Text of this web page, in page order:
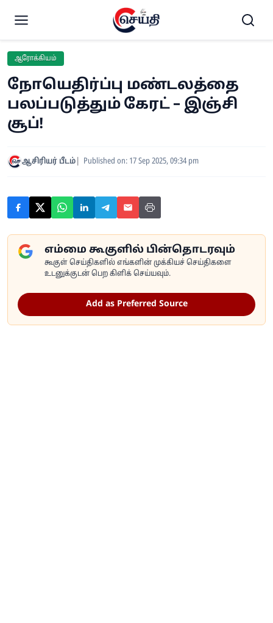
ஆரோக்கியம்
நோயெதிர்ப்பு மண்டலத்தை
பலப்படுத்தும் கேரட் – இஞ்சி
சூப்!
ஆசிரியர் பீடம் Published on: 17 Sep 2025, 09:34 pm
எம்மை கூகுளில் பின்தொடரவும்
கூகுள் செய்திகளில் எங்களின் முக்கியச் செய்திகளை
உடனுக்குடன் பெற கிளிக் செய்யவும்.
Add as Preferred Source